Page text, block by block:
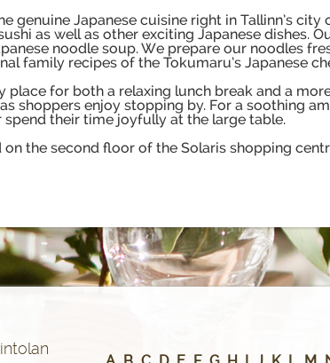
genuine Japanese cuisine right in Tallinn’s
as well as other exciting Japanese dishes.
noodle soup. We prepare our noodles
family recipes of the Tokumaru’s Japanese
place for both a relaxing lunch break and a
shoppers enjoy stopping by. For a soothing
their time joyfully at the large table.
the second floor of the Solaris shopping